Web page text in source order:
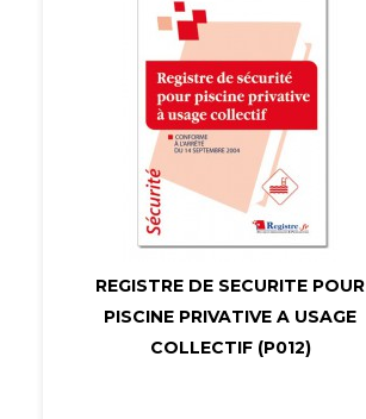


REGISTRE DE SECURITE POUR
PISCINE PRIVATIVE A USAGE
COLLECTIF (P012)